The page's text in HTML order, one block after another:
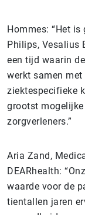
Hommes: “Het
Philips, Vesalius
een tijd waarin
werkt samen
ziektespecifieke
grootst
zorgverleners.”
Aria Zand,
DEARhealth:
waarde voor de
tientallen jaren